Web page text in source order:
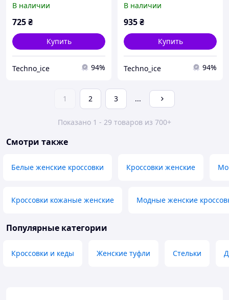
Маквин Мокасины
(размеры: 38,39) - 11-4
В наличии
725₴
Купить
Techno_ice 94%
Платформе
Белые(размеры: 36,38,39)
В наличии
935₴
Купить
Techno_ice 94%
1 2 3 ...
Показано 1 - 29 товаров из 700+
Смотри также
Белые женские кроссовки Кроссовки женские
Кроссовки кожаные женские Модные женские
Популярные категории
Кроссовки и кеды Женские туфли Стельки